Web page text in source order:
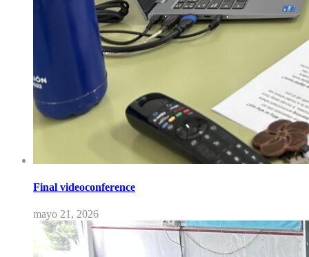
Final videoconference
mayo 21, 2026